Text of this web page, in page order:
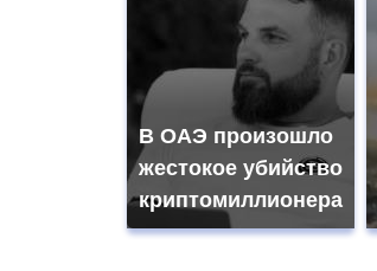
В ОАЭ произошло
жестокое убийство
криптомиллионера